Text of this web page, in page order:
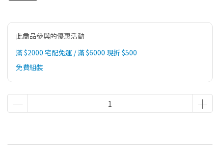
此商品參與的優惠活動
滿 $2000 宅配免運 / 滿 $6000 現折 $500
免費組裝